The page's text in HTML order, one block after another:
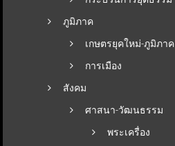
ภูมิภาค
เกษตรยุคใหม่-ภูมิภาค
การเมือง
สังคม
ศาสนา-วัฒนธรรม
พระเครื่อง